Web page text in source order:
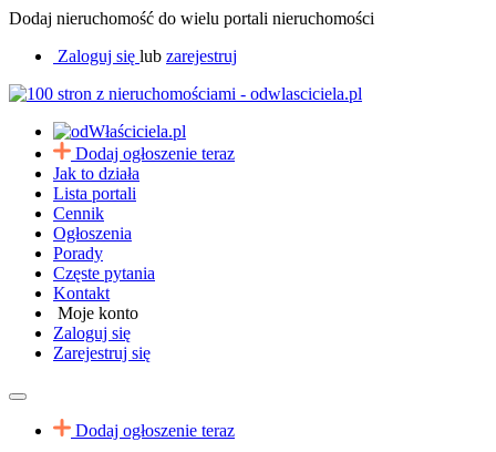
Dodaj nieruchomość do wielu portali nieruchomości
Zaloguj się lub zarejestruj
Dodaj ogłoszenie teraz
Jak to działa
Lista portali
Cennik
Ogłoszenia
Porady
Częste pytania
Kontakt
Moje konto
Zaloguj się
Zarejestruj się
Dodaj ogłoszenie teraz